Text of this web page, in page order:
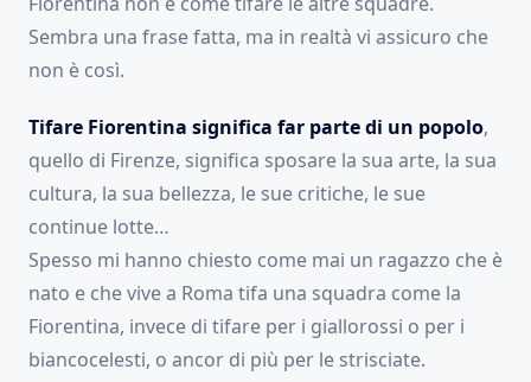
Sembra una frase fatta, ma in realtà vi assicuro che
non è così.
Tifare Fiorentina significa far parte di un popolo,
quello di Firenze, significa sposare la sua arte, la sua
cultura, la sua bellezza, le sue critiche, le sue
continue lotte…
Spesso mi hanno chiesto come mai un ragazzo che è
nato e che vive a Roma tifa una squadra come la
Fiorentina, invece di tifare per i giallorossi o per i
biancocelesti, o ancor di più per le strisciate.